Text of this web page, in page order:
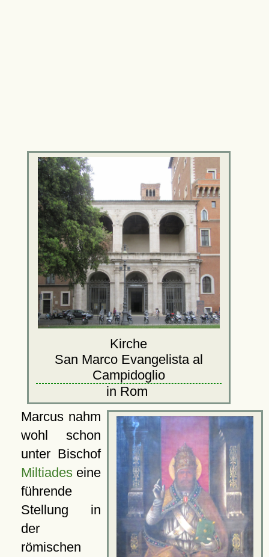
Kirche
San Marco Evangelista al
Campidoglio
in Rom
Marcus nahm
wohl schon
unter Bischof
Miltiadeseine
führende
Stellung in
der
römischen